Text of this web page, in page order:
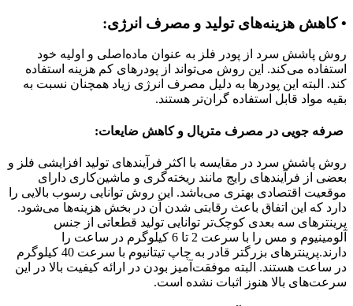
• کاهش هزینه‌های تولید و مصرف انرژی:
روش پاشش سرد از پودر فلز به عنوان ماده‌اصلی و اولیه خود
استفاده می‌کند. این روش می‌تواند از پودرهای کم هزینه استفاده
کند. البته این پودرها به دلیل مصرف انرژی زیاد همچنان نسبت به
بقیه مواد قابل استفاده گران‌تر هستند.
صرفه جویی در مصرف متریال و کاهش ضایعات:
روش پاشش سرد در مقایسه با اکثر فرآیندهای تولید افزایشی فلز و
بعضی از فرآیندهای رایج مانند ریخته‌گری و ماشین‌کاری دارای
موقعیت اقتصادی بهتری می‌باشد. این روش توانایی رسوب بالایی را
دارد که این اتفاق باعث رقابتی شدن آن در بخش هزینه‌ها می‌شود.
پرینترهای سه بعدی کوچک‌تر توانایی تولید قطعاتی از جنس
آلومینیوم و مس را با سرعت 2 تا 6 کیلوگرم در ساعت را
دارند.پرینترهای بزرگتر قادر به چاپ تیتانیوم با سرعت 40 کیلوگرم
در ساعت هستند. البته موفقت‌آمیز بودن در ارائه کیفیت بالا در این
سرعت‌های بالا هنوز اثبات نشده است.